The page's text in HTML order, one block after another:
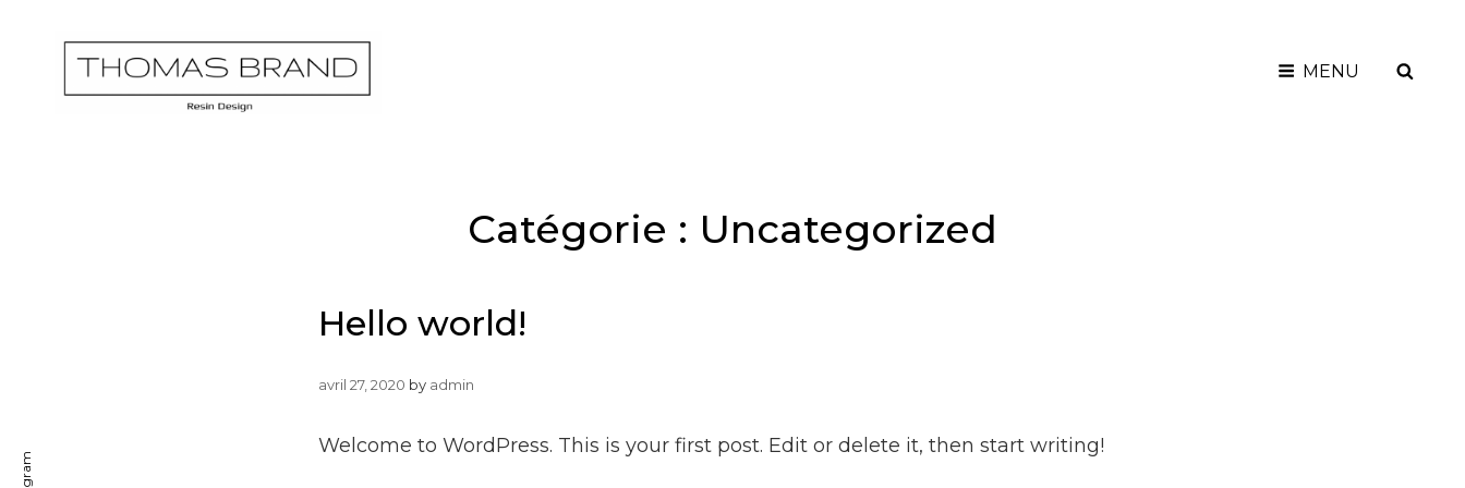
MENU
Catégorie : Uncategorized
Hello world!
avril 27, 2020 by admin
Welcome to WordPress. This is your first post. Edit or delete it, then start writing!